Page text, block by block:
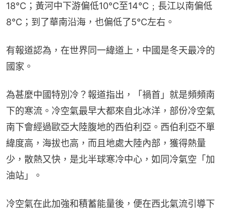
18℃；黃河中下游偏低10℃至14℃﹔長江以南偏低
8℃；到了華南沿海，也偏低了5℃左右。
有報道認為，在世界同一緯道上，中國是冬天最冷的
國家。
為甚麼中國特別冷？報道指出，「禍首」就是頻頻南
下的寒流。冷空氣最早大都來自北冰洋，部份冷空氣
南下會經過歐亞大陸腹地的西伯利亞。西伯利亞不單
緯度高，海拔也高，而且地處大陸內部，獲得熱量
少，散熱又快，是北半球寒冷中心，如同冷氣空「加
油站」。
冷空氣在此加強和積蓄能量後，便在西北氣流引導下